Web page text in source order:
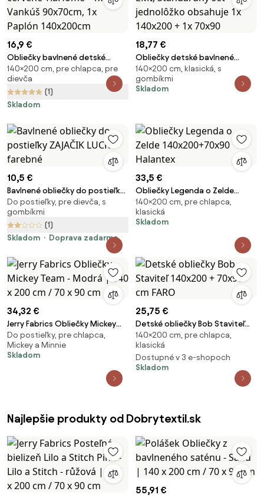
16,9 €
Obliečky bavlnené detské
Dinosaurus červené TiaHome -
1x Vankúš 90x70cm, 1x Paplón
140x200cm
140×200 cm, pre chlapca, pre
dievča
(1)
Skladom
18,77 €
Obliečky detské bavlnené
zvieratká modré EMI,
Štandardný set jednolôžko
obsahuje 1x 140x200 + 1x 70x90
140×200 cm, klasická, s
gombíkmi
Skladom
10,5 €
Bavlnené obliečky do postieľky
ZAJAČIK LUCKY farebné
Do postieľky, pre dievča, s
gombíkmi
(1)
Skladom
Doprava zadarmo
33,5 €
Obliečky Legenda o Zelde
140x200+70x90 Halantex
140×200 cm, pre chlapca,
klasická
Skladom
34,32 €
Jerry Fabrics Obliečky Mickey
Team - Modrá | 140 x 200 cm /
70 x 90 cm
Do postieľky, pre chlapca,
Mickey a Minnie
Skladom
25,75 €
Detské obliečky Bob Staviteľ
140x200 + 70x90 cm FARO
140×200 cm, pre chlapca,
klasická
Dostupné v 3 e-shopoch
Skladom
Najlepšie produkty od Dobrytextil.sk
55,91 €